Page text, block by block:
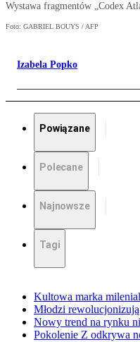
Wystawa fragmentów „Codex
Foto: GABRIEL BOUYS / AFP
Izabela Popko
Powiązane
Polecane
Najnowsze
Tagi
Kultowa marka
Młodzi
Nowy trend na rynku
Pokolenie Z odkrywa